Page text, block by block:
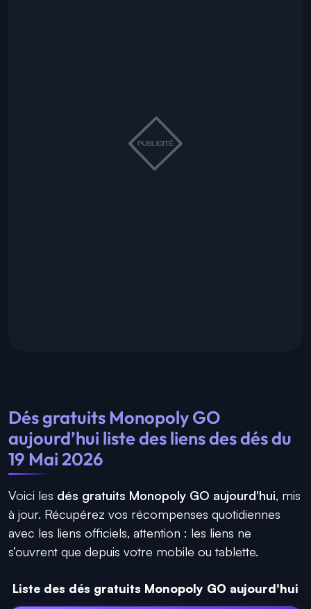
Dés gratuits Monopoly GO
aujourd’hui liste des liens des dés du
19 Mai 2026
Voici les dés gratuits Monopoly GO aujourd'hui, mis
à jour. Récupérez vos récompenses quotidiennes
avec les liens officiels, attention : les liens ne
s’ouvrent que depuis votre mobile ou tablette.
Liste des dés gratuits Monopoly GO aujourd'hui